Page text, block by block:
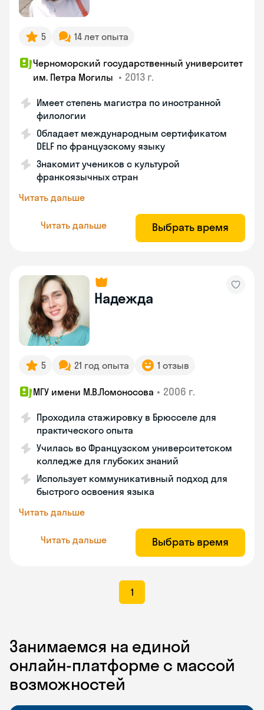
5 14 лет опыта
Черноморский государственный университет
им. Петра Могилы • 2013 г.
Имеет степень магистра по иностранной
филологии
Обладает международным сертификатом
DELF по французскому языку
Знакомит учеников с культурой
франкоязычных стран
Читать дальше
Читать дальше Выбрать время
Надежда
5 21 год опыта 1 отзыв
МГУ имени М.В.Ломоносова • 2006 г.
Проходила стажировку в Брюсселе для
практического опыта
Училась во Французском университетском
колледже для глубоких знаний
Использует коммуникативный подход для
быстрого освоения языка
Читать дальше
Читать дальше Выбрать время
1
Занимаемся на единой
онлайн-платформе с массой
возможностей